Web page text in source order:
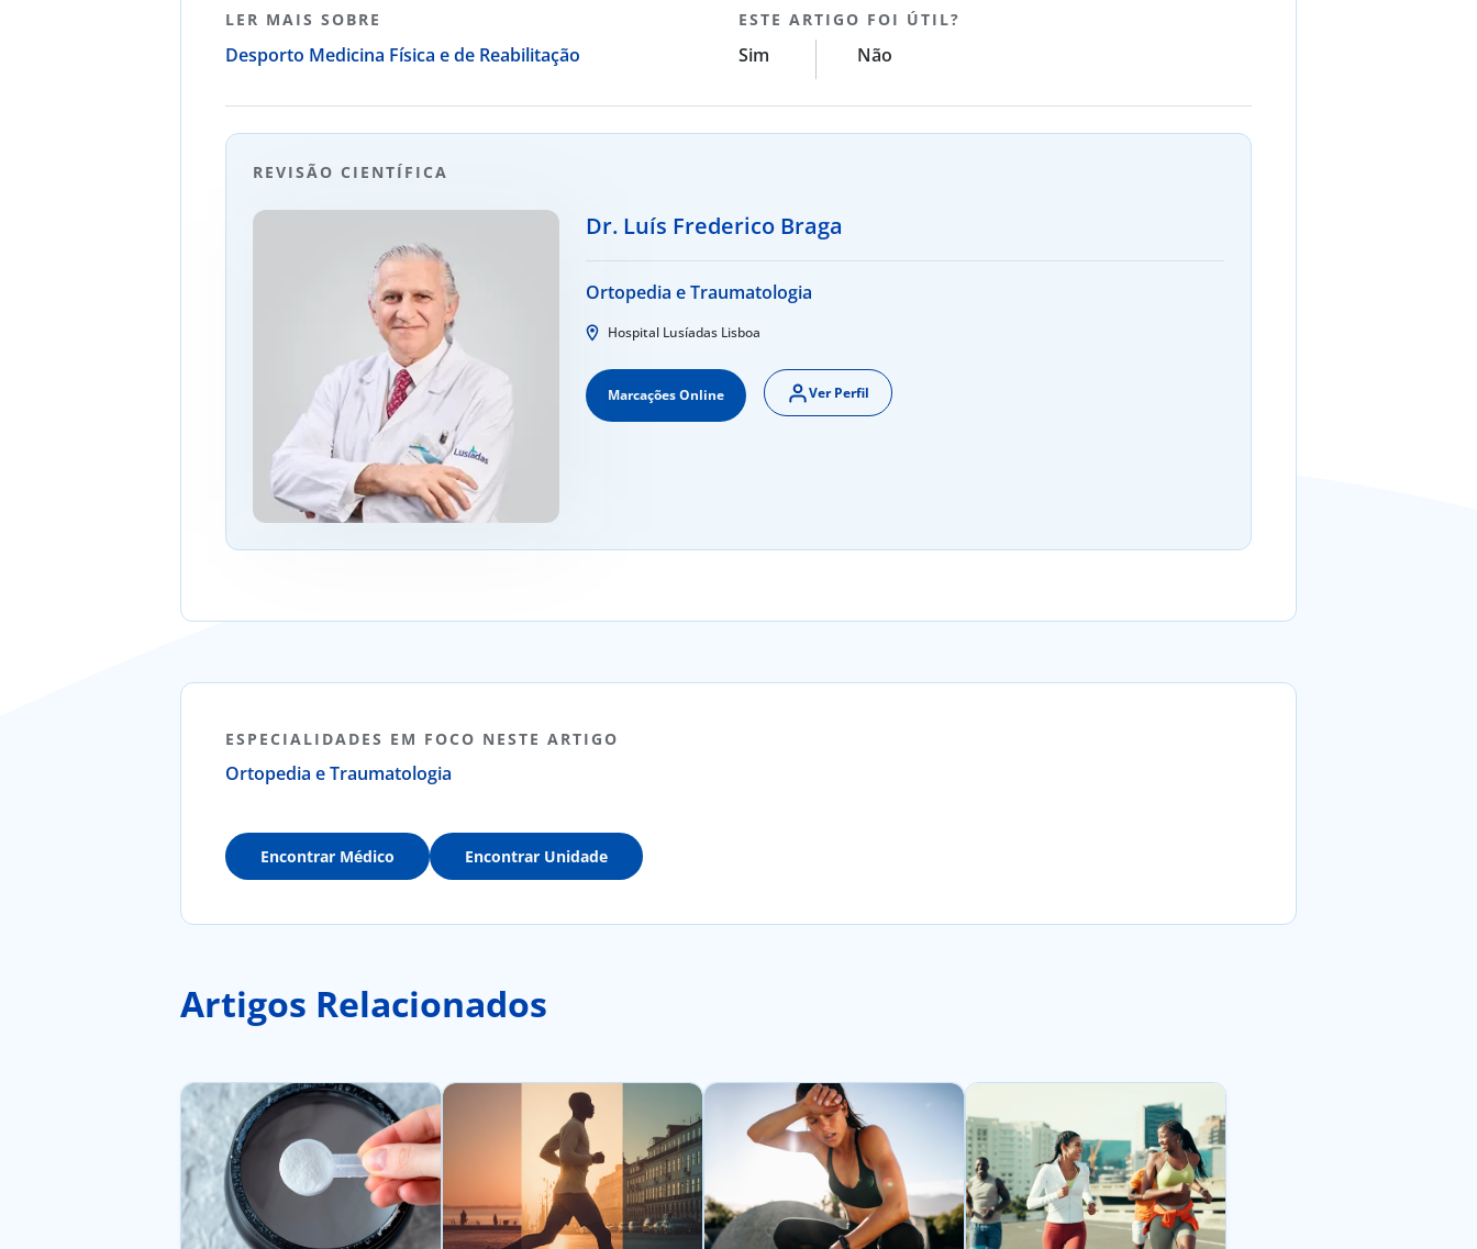
LER MAIS SOBRE
Desporto Medicina Física e de Reabilitação
ESTE ARTIGO FOI ÚTIL?
Sim Não
REVISÃO CIENTÍFICA
Dr. Luís Frederico Braga
Ortopedia e Traumatologia
Hospital Lusíadas Lisboa
Marcações Online Ver Perfil
ESPECIALIDADES EM FOCO NESTE ARTIGO
Ortopedia e Traumatologia
Encontrar Médico Encontrar Unidade
Artigos Relacionados